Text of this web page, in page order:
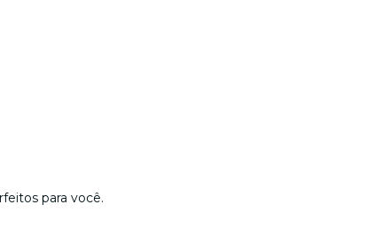
para você.